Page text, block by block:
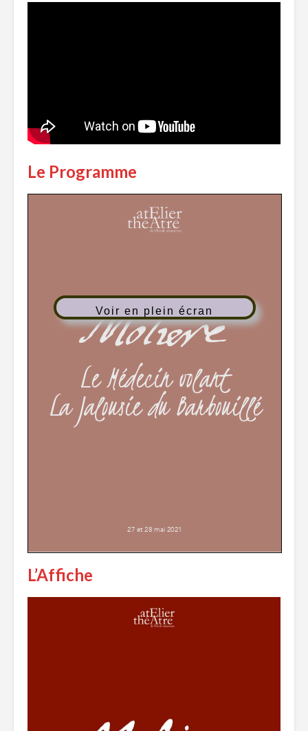
Le Programme
Voir en plein écran
L’Affiche